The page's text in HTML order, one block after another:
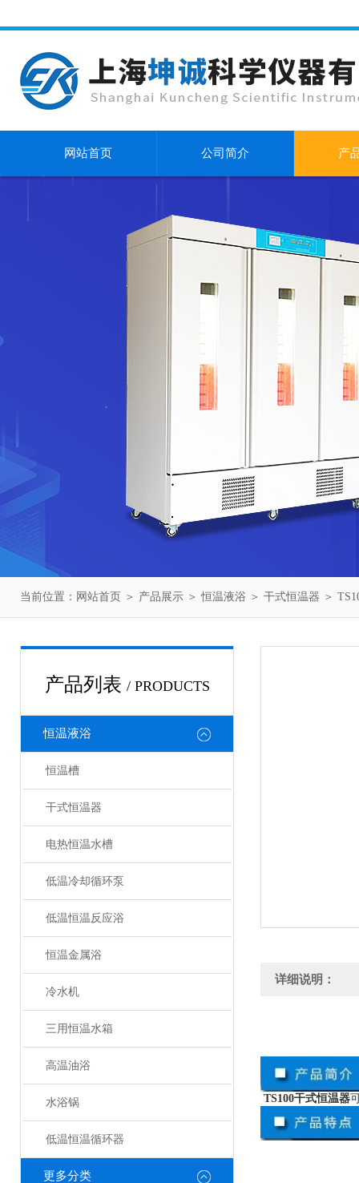
网站首页 公司简介 产
当前位置： 网站首页 ＞ 产品展示 ＞恒温液浴 ＞ 干式恒温器 ＞
产品列表 / PRODUCTS
恒温液浴
恒温槽
干式恒温器
电热恒温水槽
低温冷却循环泵
低温恒温反应浴
恒温金属浴
冷水机
三用恒温水箱
高温油浴
水浴锅
低温恒温循环器
更多分类
详细说明：
TS100干式恒温器